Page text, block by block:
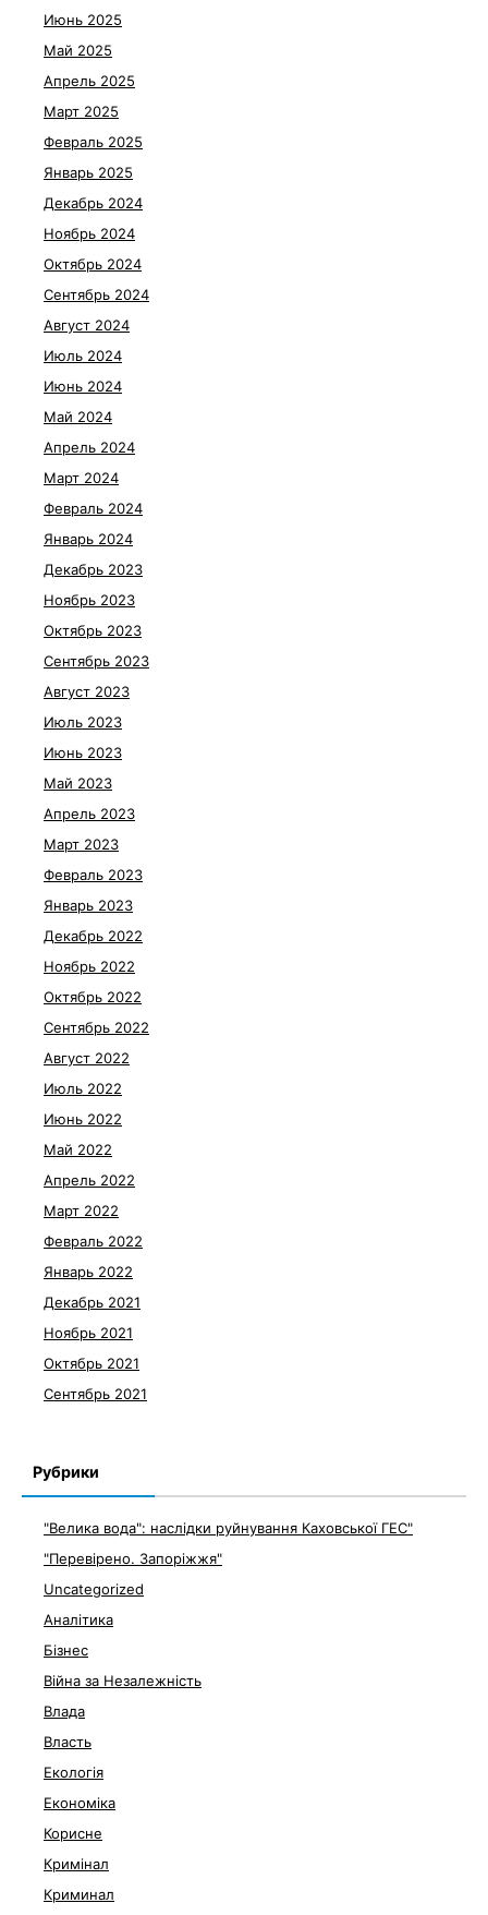
Июнь 2025
Май 2025
Апрель 2025
Март 2025
Февраль 2025
Январь 2025
Декабрь 2024
Ноябрь 2024
Октябрь 2024
Сентябрь 2024
Август 2024
Июль 2024
Июнь 2024
Май 2024
Апрель 2024
Март 2024
Февраль 2024
Январь 2024
Декабрь 2023
Ноябрь 2023
Октябрь 2023
Сентябрь 2023
Август 2023
Июль 2023
Июнь 2023
Май 2023
Апрель 2023
Март 2023
Февраль 2023
Январь 2023
Декабрь 2022
Ноябрь 2022
Октябрь 2022
Сентябрь 2022
Август 2022
Июль 2022
Июнь 2022
Май 2022
Апрель 2022
Март 2022
Февраль 2022
Январь 2022
Декабрь 2021
Ноябрь 2021
Октябрь 2021
Сентябрь 2021
Рубрики
"Велика вода": наслідки руйнування Каховської ГЕС"
"Перевірено. Запоріжжя"
Uncategorized
Аналітика
Бізнес
Війна за Незалежність
Влада
Власть
Екологія
Економіка
Корисне
Кримінал
Криминал